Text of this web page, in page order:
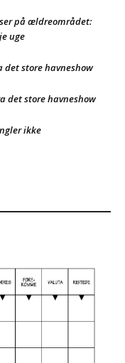
på ældreområdet:
uge
det store havneshow
det store havneshow
ikke